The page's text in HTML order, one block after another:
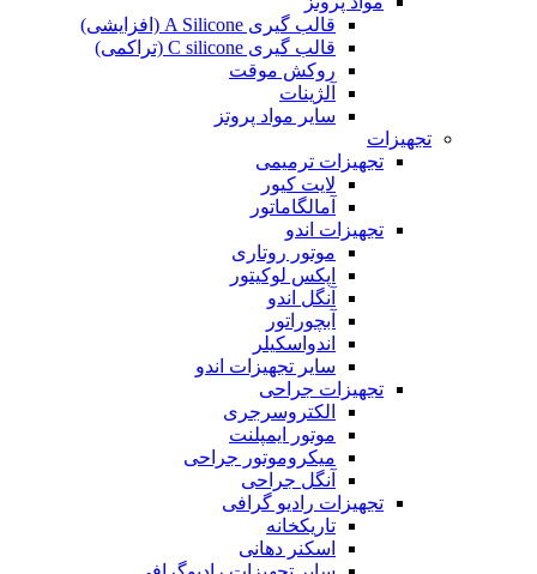
قالب گیری A Silicone (افزایشی)
قالب گیری C silicone (تراکمی)
روکش موقت
آلژینات
سایر مواد پروتز
تجهیزات
تجهیزات ترمیمی
لایت کیور
آمالگاماتور
تجهیزات اندو
موتور روتاری
اپکس لوکیتور
آنگل اندو
آبچوراتور
اندواسکیلر
سایر تجهیزات اندو
تجهیزات جراحی
الکتروسرجری
موتور ایمپلنت
میکروموتور جراحی
آنگل جراحی
تجهیزات رادیو گرافی
تاریکخانه
اسکنر دهانی